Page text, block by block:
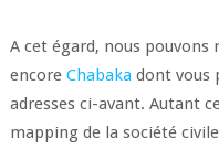
A cet égard, nous
encore Chabaka dont vous
adresses ci-avant. Autant
mapping de la société